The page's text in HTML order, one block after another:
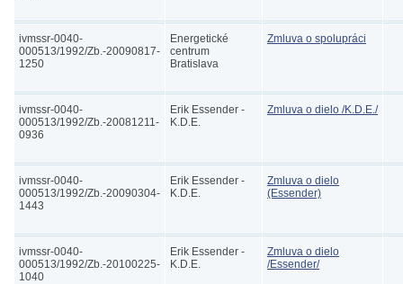
ivmssr-0040-
000513/1992/Zb.-20090817-
1250
Energetické
centrum
Bratislava
Zmluva o spolupráci
ivmssr-0040-
000513/1992/Zb.-20081211-
0936
Erik Essender -
K.D.E.
Zmluva o dielo /K.D.E./
ivmssr-0040-
000513/1992/Zb.-20090304-
1443
Erik Essender -
K.D.E.
Zmluva o dielo
(Essender)
ivmssr-0040-
000513/1992/Zb.-20100225-
1040
Erik Essender -
K.D.E.
Zmluva o dielo
/Essender/